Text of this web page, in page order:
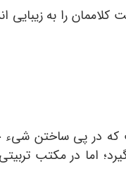
را به زیبایی
که در پی ساختن شیء
اما در مکتب